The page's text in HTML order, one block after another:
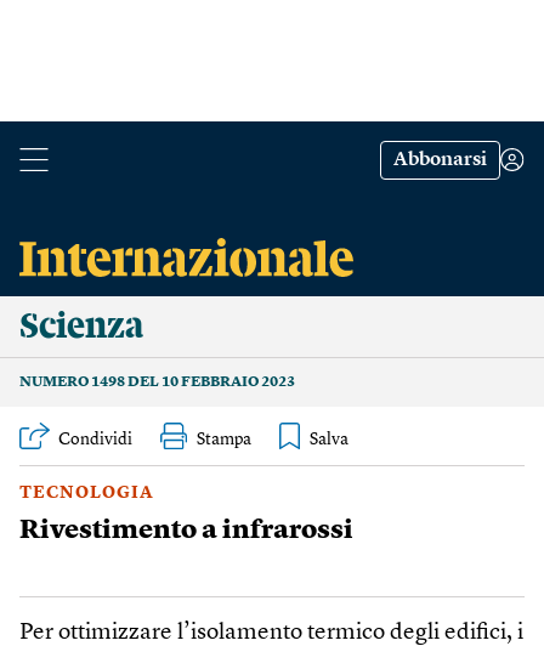
Abbonarsi
Scienza
NUMERO 1498 DEL 10 FEBBRAIO 2023
Condividi Stampa
TECNOLOGIA
Rivestimento a infrarossi
Per ottimizzare l’isolamento termico degli edifici, i